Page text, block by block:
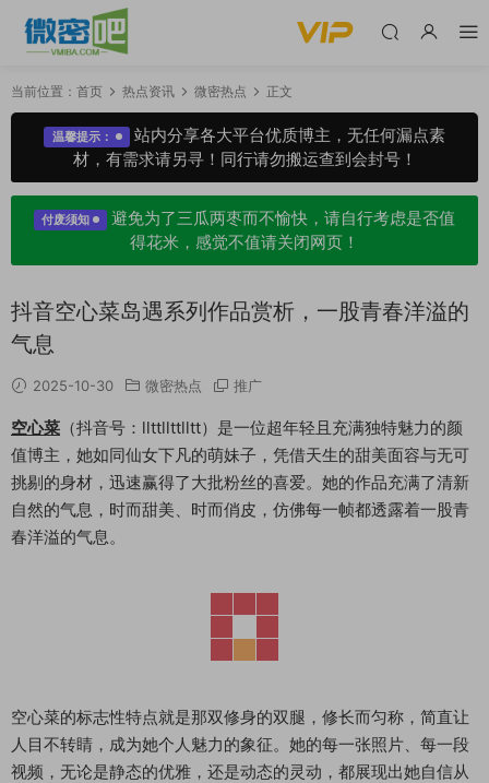
当前位置： 首页 热点资讯 微密热点 正文
温馨提示：
站内分享各大平台优质博主，无任何漏点素
材，有需求请另寻！同行请勿搬运查到会封号！
付废须知
避免为了三瓜两枣而不愉快，请自行考虑是否值
得花米，感觉不值请关闭网页！
抖音空心菜岛遇系列作品赏析，一股青春洋溢的
气息
2025-10-30 微密热点 推广
空心菜 （抖音号：llttllttlltt）是一位超年轻且充满独特魅力的颜
值博主，她如同仙女下凡的萌妹子，凭借天生的甜美面容与无可
挑剔的身材，迅速赢得了大批粉丝的喜爱。她的作品充满了清新
自然的气息，时而甜美、时而俏皮，仿佛每一帧都透露着一股青
春洋溢的气息。
空心菜的标志性特点就是那双修身的双腿，修长而匀称，简直让
人目不转睛，成为她个人魅力的象征。她的每一张照片、每一段
视频，无论是静态的优雅，还是动态的灵动，都展现出她自信从